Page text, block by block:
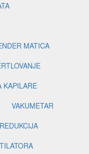
MATICA
KAPILARE
VAKUMETAR
REDUKCIJA